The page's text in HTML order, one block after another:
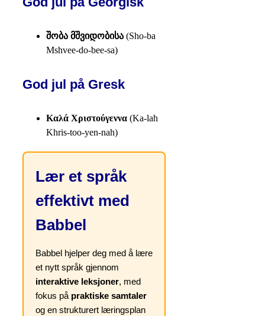
შობა მშვიდობისა (Sho-ba
Mshvee-do-bee-sa)
God jul på Gresk
Καλά Χριστούγεννα (Ka-lah
Khris-too-yen-nah)
Lær et språk
effektivt med
Babbel
Babbel hjelper deg med å lære
et nytt språk gjennom
interaktive leksjoner, med
fokus på praktiske samtaler
og en strukturert læringsplan